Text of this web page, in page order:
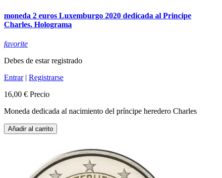
moneda 2 euros Luxemburgo 2020 dedicada al Principe
Charles. Holograma
favorite
Debes de estar registrado
Entrar| Registrarse
16,00 € Precio
Moneda dedicada al nacimiento del príncipe heredero Charles
Añadir al carrito